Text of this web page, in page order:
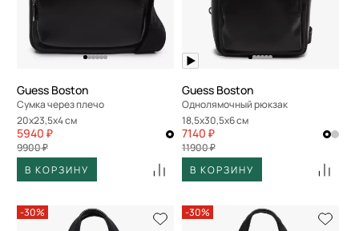
Guess Boston
Сумка через плечо
20x23,5x4 см
5940 ₽
9900 ₽
В КОРЗИНУ
Guess Boston
Однолямочный рюкзак
18,5x30,5x6 см
7140 ₽
11900 ₽
В КОРЗИНУ
-30% -30%